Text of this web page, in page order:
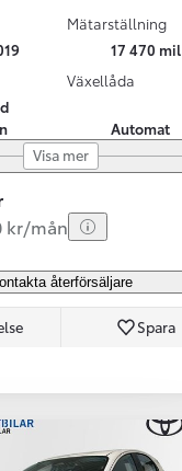
Mätarställning
17 470 mil
Växellåda
Automat
Visa mer
kr/mån
återförsäljare
Spara